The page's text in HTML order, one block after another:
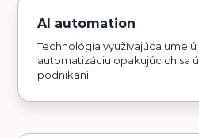
AI automation
Technológia využívajúca
automatizáciu opakujúcich sa
podnikaní.